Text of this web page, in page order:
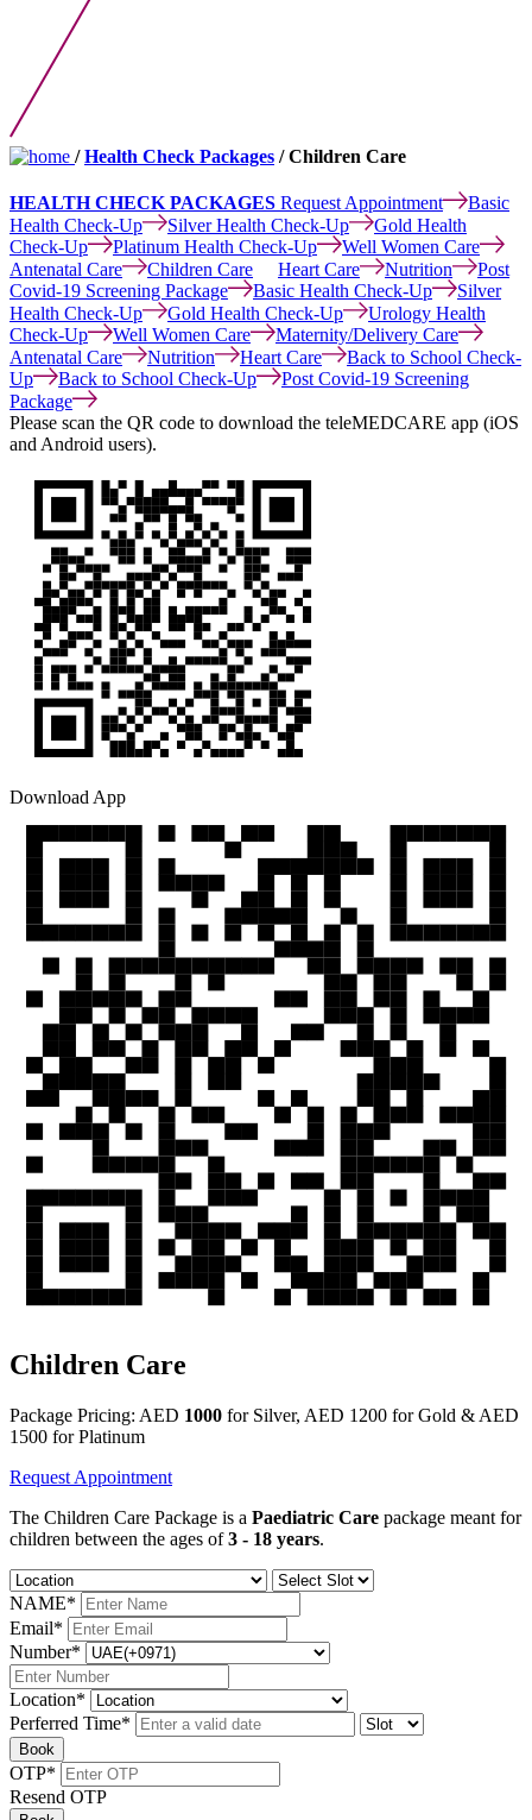
/Health Check Packages / Children Care
HEALTH CHECK PACKAGES Request Appointment
Basic
Health Check-Up
Silver Health Check-Up
Gold Health
Check-Up
Platinum Health Check-Up
Well Women Care
Antenatal Care
Children Care Heart Care Nutrition
Post
Covid-19 Screening Package
Basic Health Check-Up
Silver
Health Check-Up
Gold Health Check-Up
Urology Health
Check-Up
Well Women Care
Maternity/Delivery Care
Antenatal Care
Nutrition Heart Care
Back to School Check-
Up
Back to School Check-Up
Post Covid-19 Screening
Package
Please scan the QR code to download the teleMEDCARE app (iOS
and Android users).
Download App
Children Care
Package Pricing: AED 1000 for Silver, AED 1200 for Gold & AED
1500 for Platinum
Request Appointment
The Children Care Package is a Paediatric Care package meant for
children between the ages of3 - 18 years.
NAME*
Email*
Number*
Location*
Perferred Time*
Book
OTP*
Resend OTP